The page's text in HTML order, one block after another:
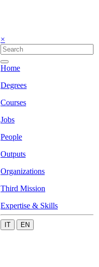
×
Home
Degrees
Courses
Jobs
People
Outputs
Organizations
Third Mission
Expertise & Skills
IT EN